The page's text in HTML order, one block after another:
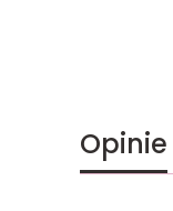
Opinie